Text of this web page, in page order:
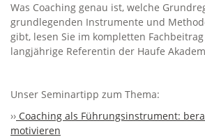
Was Coaching genau ist, welche
grundlegenden Instrumente und
gibt, lesen Sie im kompletten
langjährige Referentin der Haufe
Unser Seminartipp zum Thema:
›› Coaching als Führungsinstrument:
motivieren